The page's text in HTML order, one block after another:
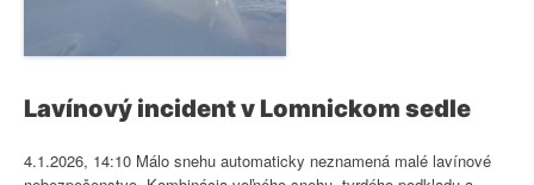
Lavínový incident v Lomnickom sedle
4.1.2026, 14:10 Málo snehu automaticky neznamená malé lavínové